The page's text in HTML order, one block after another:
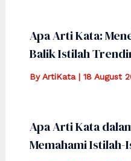
Apa Arti Kata:
Balik Istilah
ByArtiKata | 18 August
Apa Arti Kata
Memahami